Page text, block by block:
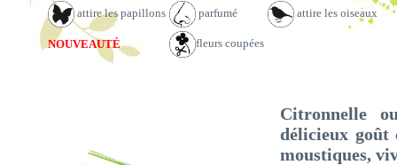
attire les papillons parfumé attire les oiseaux
NOUVEAUTÉ fleurs coupées
Citronnelle
délicieux
moustiques,